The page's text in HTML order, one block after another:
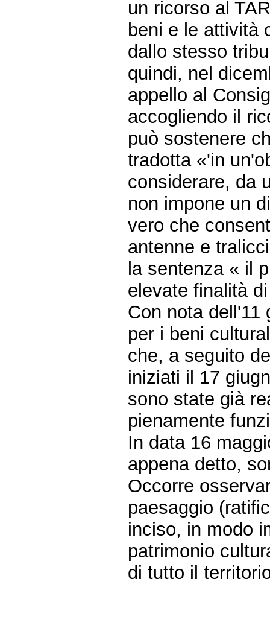
un ricorso al
beni e le attività
dallo stesso
quindi, nel
appello al
accogliendo il
può sostenere
tradotta «'in
considerare, da
non impone un
vero che
antenne e
la sentenza « il
elevate finalità
Con nota dell'11
per i beni
che, a seguito
iniziati il 17
sono state già
pienamente
In data 16
appena detto,
Occorre
paesaggio
inciso, in modo
patrimonio
di tutto il